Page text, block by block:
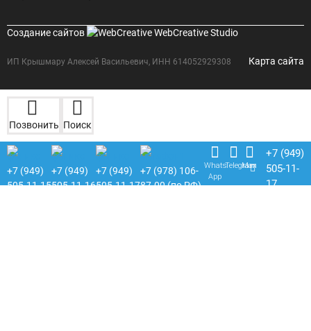
Создание сайтов WebCreative Studio
ИП Крышмару Алексей Васильевич, ИНН 614052929308 Карта сайта
Позвонить Поиск
+7 (949)
505-11-15
+7 (949)
505-11-16
+7 (949)
505-11-17
+7 (978) 106-
87-00 (по РФ)
Whats
App
Telegram
Max
+7 (949)
505-11-
17